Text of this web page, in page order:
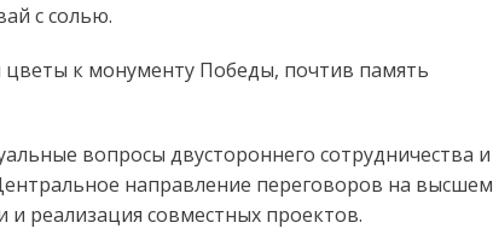
с солью.
к монументу Победы, почтив память
вопросы двустороннего сотрудничества и
направление переговоров на высшем
реализация совместных проектов.